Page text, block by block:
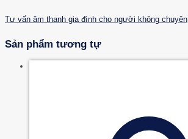
Tư vấn âm thanh gia đình cho người không chuyên
Sản phẩm tương tự